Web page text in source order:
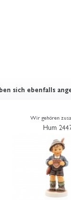
sich ebenfalls
Wir gehören
Hum